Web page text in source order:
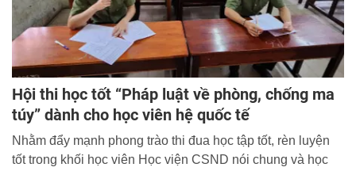
Hội thi học tốt “Pháp luật về phòng, chống ma
túy” dành cho học viên hệ quốc tế
Nhằm đẩy mạnh phong trào thi đua học tập tốt, rèn luyện
tốt trong khối học viên Học viện CSND nói chung và học